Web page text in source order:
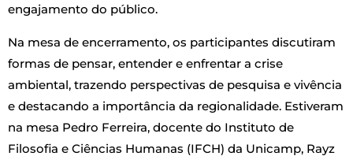
engajamento do público.
Na mesa de encerramento, os participantes discutiram
formas de pensar, entender e enfrentar a crise
ambiental, trazendo perspectivas de pesquisa e vivência
e destacando a importância da regionalidade. Estiveram
na mesa Pedro Ferreira, docente do Instituto de
Filosofia e Ciências Humanas (IFCH) da Unicamp, Rayz